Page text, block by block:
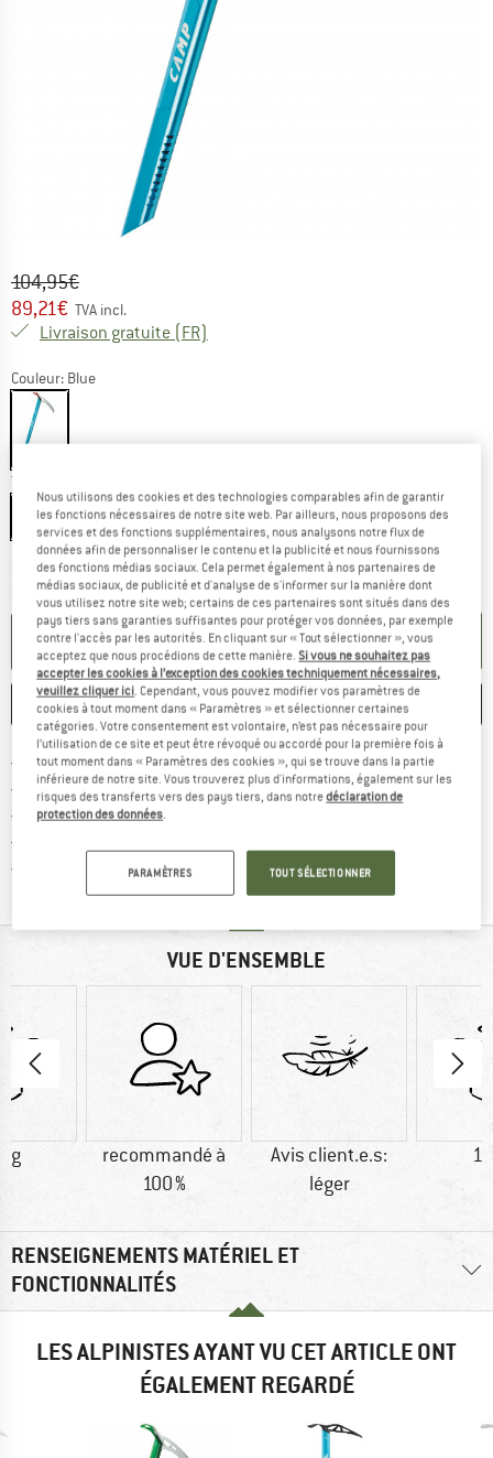
Prix initial :
104,95€
Prix:
89,21€ TVA incl.
Livraison gratuite (FR)
Couleur: Blue
Taille:
50 cm
Délai de livraison: 3-5 jours ouvrables
Le lien s'ouvre dans une
Quantité:
AJOUTER AU PANIER
ENREGISTRER COMPARER
Livraison gratuite dès 69 € (FR) Trouve les infos sur la
Droit de retour de 100 joursTrouve les informations de
> 4 000 000 clients satisfaits
Protection des acheteurs de Trusted ShopsTrouve toutes les
VUE D'ENSEMBLE
g
recommandé à
100 %
Avis client.e.s:
léger
RENSEIGNEMENTS MATÉRIEL ET
FONCTIONNALITÉS
LES ALPINISTES AYANT VU CET ARTICLE ONT
ÉGALEMENT REGARDÉ
Nous utilisons des cookies et des technologies comparables afin de garantir
les fonctions nécessaires de notre site web. Par ailleurs, nous proposons des
services et des fonctions supplémentaires, nous analysons notre flux de
données afin de personnaliser le contenu et la publicité et nous fournissons
des fonctions médias sociaux. Cela permet également à nos partenaires de
médias sociaux, de publicité et d'analyse de s'informer sur la manière dont
vous utilisez notre site web; certains de ces partenaires sont situés dans des
pays tiers sans garanties suffisantes pour protéger vos données, par exemple
contre l'accès par les autorités. En cliquant sur « Tout sélectionner », vous
acceptez que nous procédions de cette manière.Si vous ne souhaitez pas
accepter les cookies à l’exception des cookies techniquement nécessaires,
veuillez cliquer ici. Cependant, vous pouvez modifier vos paramètres de
cookies à tout moment dans « Paramètres » et sélectionner certaines
catégories. Votre consentement est volontaire, n’est pas nécessaire pour
l’utilisation de ce site et peut être révoqué ou accordé pour la première fois à
tout moment dans « Paramètres des cookies », qui se trouve dans la partie
inférieure de notre site. Vous trouverez plus d'informations, également sur les
risques des transferts vers des pays tiers, dans notredéclaration de
protection des données.
PARAMÈTRES TOUT SÉLECTIONNER